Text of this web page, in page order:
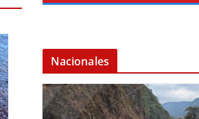
Nacionales